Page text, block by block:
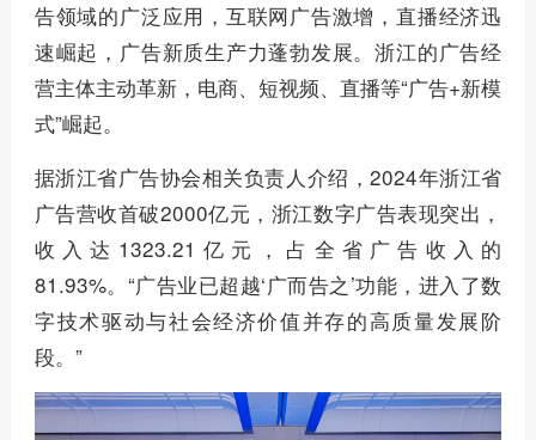
告领域的广泛应用，互联网广告激增，直播经济迅
速崛起，广告新质生产力蓬勃发展。浙江的广告经
营主体主动革新，电商、短视频、直播等“广告+新模
式”崛起。
据浙江省广告协会相关负责人介绍，2024年浙江省
广告营收首破2000亿元，浙江数字广告表现突出，
收入达1323.21亿元，占全省广告收入的
81.93%。“广告业已超越‘广而告之’功能，进入了数
字技术驱动与社会经济价值并存的高质量发展阶
段。”